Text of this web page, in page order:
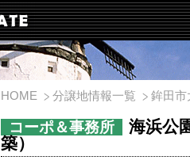
HOME 分譲地情報一覧 鉾田市
コーポ＆事務所
海浜公
築）